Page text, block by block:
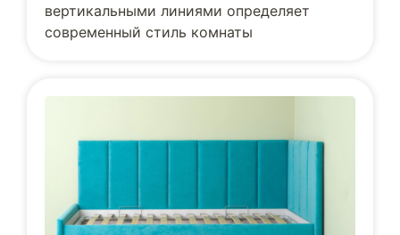
вертикальными линиями определяет
современный стиль комнаты